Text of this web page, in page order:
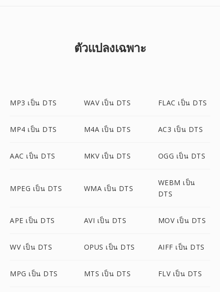
ตัวแปลงเฉพาะ
MP3 เป็น DTS WAV เป็น DTS FLAC เป็น DTS
MP4 เป็น DTS M4A เป็น DTS AC3 เป็น DTS
AAC เป็น DTS MKV เป็น DTS OGG เป็น DTS
MPEG เป็น DTS WMA เป็น DTS
WEBM เป็น
DTS
APE เป็น DTS AVI เป็น DTS MOV เป็น DTS
WV เป็น DTS OPUS เป็น DTS AIFF เป็น DTS
MPG เป็น DTS MTS เป็น DTS FLV เป็น DTS